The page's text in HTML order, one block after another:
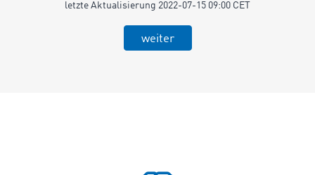
letzte Aktualisierung 2022-07-15 09:00 CET
weiter